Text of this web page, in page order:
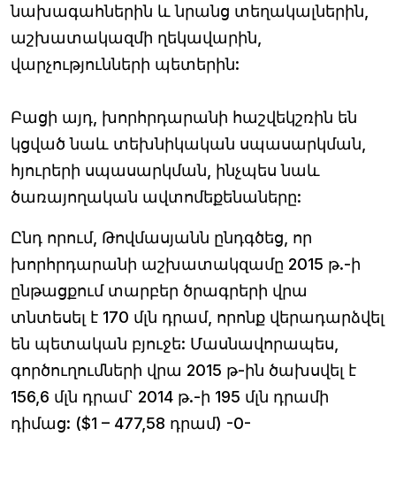
նախագահներին և նրանց տեղակալներին,
աշխատակազմի ղեկավարին,
վարչությունների պետերին:
Բացի այդ, խորհրդարանի հաշվեկշռին են
կցված նաև տեխնիկական սպասարկման,
հյուրերի սպասարկման, ինչպես նաև
ծառայողական ավտոմեքենաները:
Ընդ որում, Թովմասյանն ընդգծեց, որ
խորհրդարանի աշխատակզամը 2015 թ.-ի
ընթացքում տարբեր ծրագրերի վրա
տնտեսել է 170 մլն դրամ, որոնք վերադարձվել
են պետական բյուջե: Մասնավորապես,
գործուղումների վրա 2015 թ-ին ծախսվել է
156,6 մլն դրամ` 2014 թ.-ի 195 մլն դրամի
դիմաց: ($1 – 477,58 դրամ) -0-